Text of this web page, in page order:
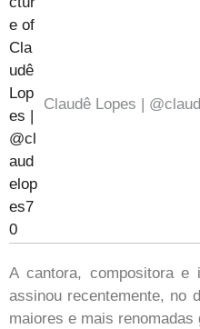
Claudê Lopes |
A cantora, compositora
assinou recentemente, no
maiores e mais